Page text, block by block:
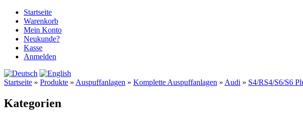
Startseite
Warenkorb
Mein Konto
Neukunde?
Kasse
Anmelden
Startseite » Produkte » Auspuffanlagen » Komplette Auspuffanlagen » Audi » S4/RS4/S6/S6
Kategorien